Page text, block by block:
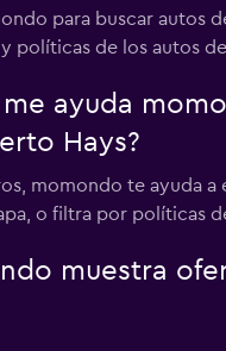
para buscar autos
políticas de los autos
me ayuda
Hays?
momondo te ayuda a
o filtra por políticas
muestra